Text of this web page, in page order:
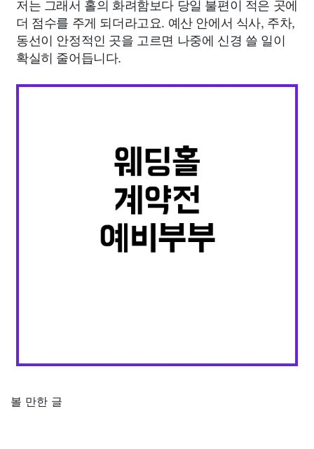
저는 그래서 홀의 화려함보다 당일 불편이 적은 곳에
더 점수를 주게 되더라고요. 예산 안에서 식사, 주차,
동선이 안정적인 곳을 고르면 나중에 신경 쓸 일이
확실히 줄어듭니다.
볼 만한 글